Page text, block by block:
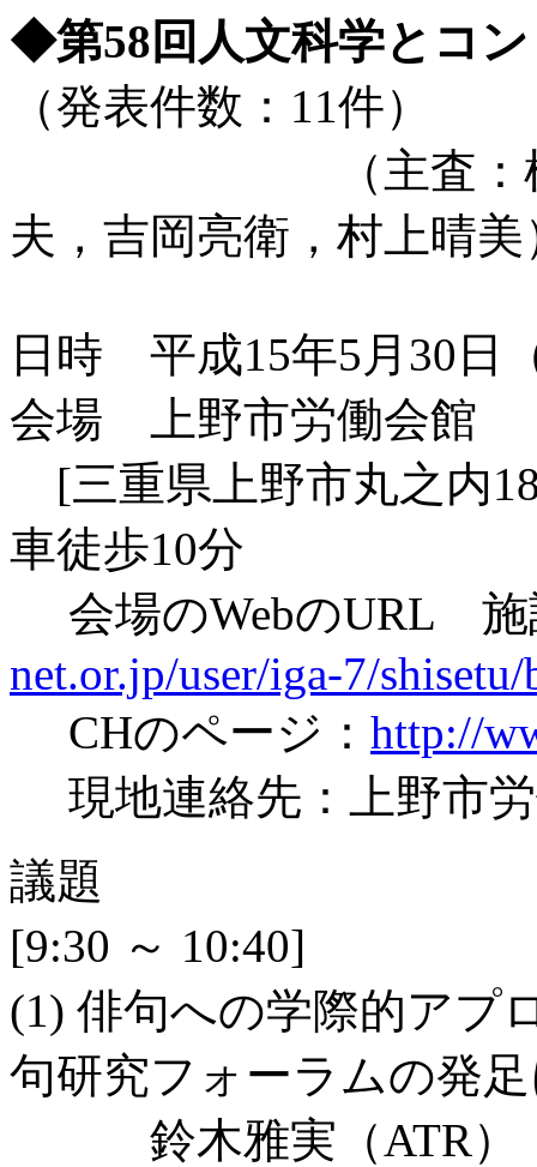
◆第58回人文科学と
（発表件数：11件）
（主査：桶谷
夫，吉岡亮衛，村上晴美
日時 平成15年5月30日
会場 上野市労働会館
[三重県上野市丸之内
車徒歩10分
会場のWebのURL 施
net.or.jp/user/iga-7/
CHのページ： http://
現地連絡先：上野市労
議題
[9:30 ～ 10:40]
(1) 俳句への学際的ア
句研究フォーラムの発
鈴木雅実（ATR），